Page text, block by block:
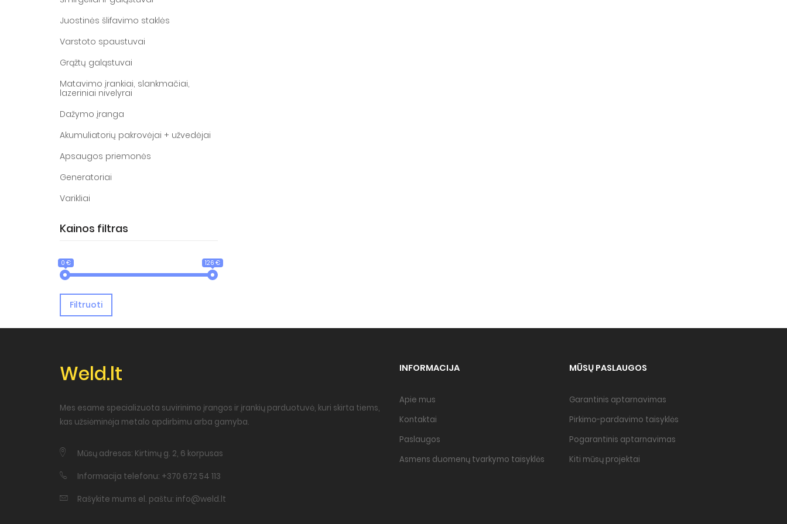
Juostinės šlifavimo staklės
Varstoto spaustuvai
Grąžtų galąstuvai
Matavimo įrankiai, slankmačiai,
lazeriniai nivelyrai
Dažymo įranga
Akumuliatorių pakrovėjai + užvedėjai
Apsaugos priemonės
Generatoriai
Varikliai
Kainos filtras
0 € 126 €
Filtruoti
Weld.lt
Mes esame specializuota suvirinimo įrangos ir įrankių parduotuvė, kuri skirta tiems,
kas užsiėminėja metalo apdirbimu arba gamyba.
Mūsų adresas: Kirtimų g. 2, 6 korpusas
Informacija telefonu: +370 672 54 113
Rašykite mums el. paštu: info@weld.lt
INFORMACIJA
Apie mus
Kontaktai
Paslaugos
Asmens duomenų tvarkymo taisyklės
MŪSŲ PASLAUGOS
Garantinis aptarnavimas
Pirkimo-pardavimo taisyklės
Pogarantinis aptarnavimas
Kiti mūsų projektai